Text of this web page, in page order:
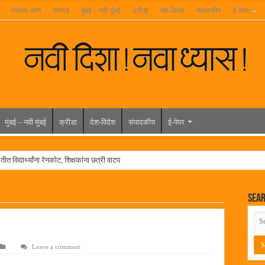
पनवेल-उरण रायगड मुंबई – नवी मुंबई क्रीडा देश-विदेश संपादकीय ई-पेपर
मुंबई – नवी मुंबई क्रीडा देश-विदेश संपादकीय ई-पेपर
विद्यार्थ्यांना रेनकोट, शिक्षकांना छत्री वाटप
वाढदिवसानिमित्त राज्यभरातून शुभेच्छांचा वर्षाव
जाहीर
Leave a comment